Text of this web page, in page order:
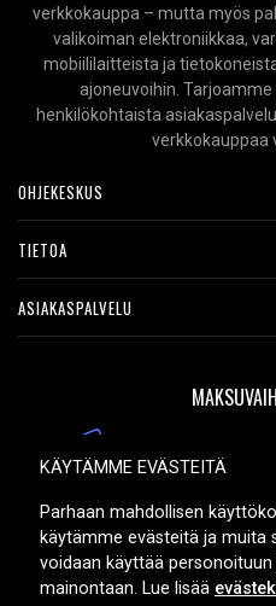
verkkokauppa – mutta myös
valikoiman elektroniikkaa,
mobiililaitteista ja
ajoneuvoihin.
henkilökohtaista
verkkokauppaa
OHJEKESKUS
TIETOA
ASIAKASPALVELU
KÄYTÄMME EVÄSTEITÄ
Parhaan mahdollisen
käytämme evästeitä ja muita
voidaan käyttää
mainontaan. Lue lisää